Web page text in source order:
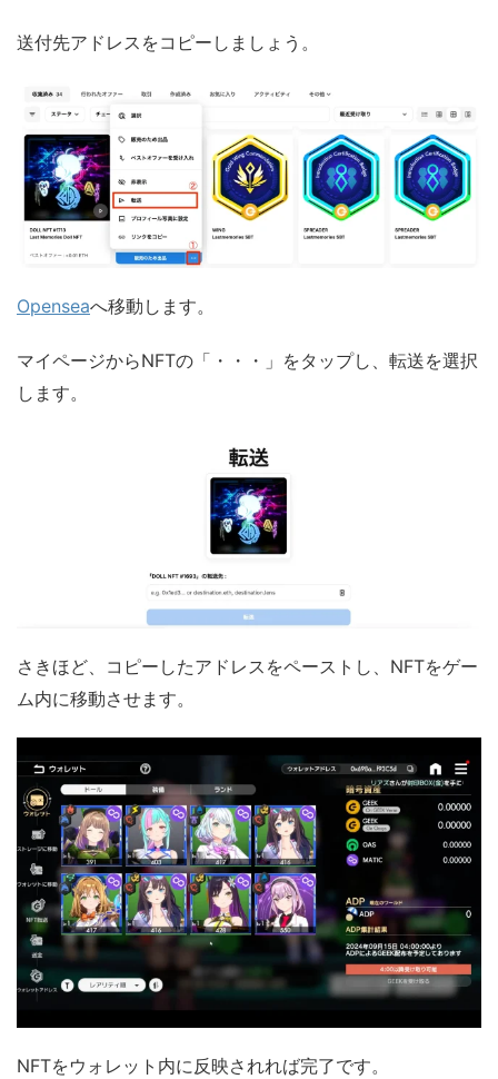
送付先アドレスをコピーしましょう。
Openseaへ移動します。
マイページからNFTの「・・・」をタップし、転送を選択
します。
さきほど、コピーしたアドレスをペーストし、NFTをゲー
ム内に移動させます。
NFTをウォレット内に反映されれば完了です。